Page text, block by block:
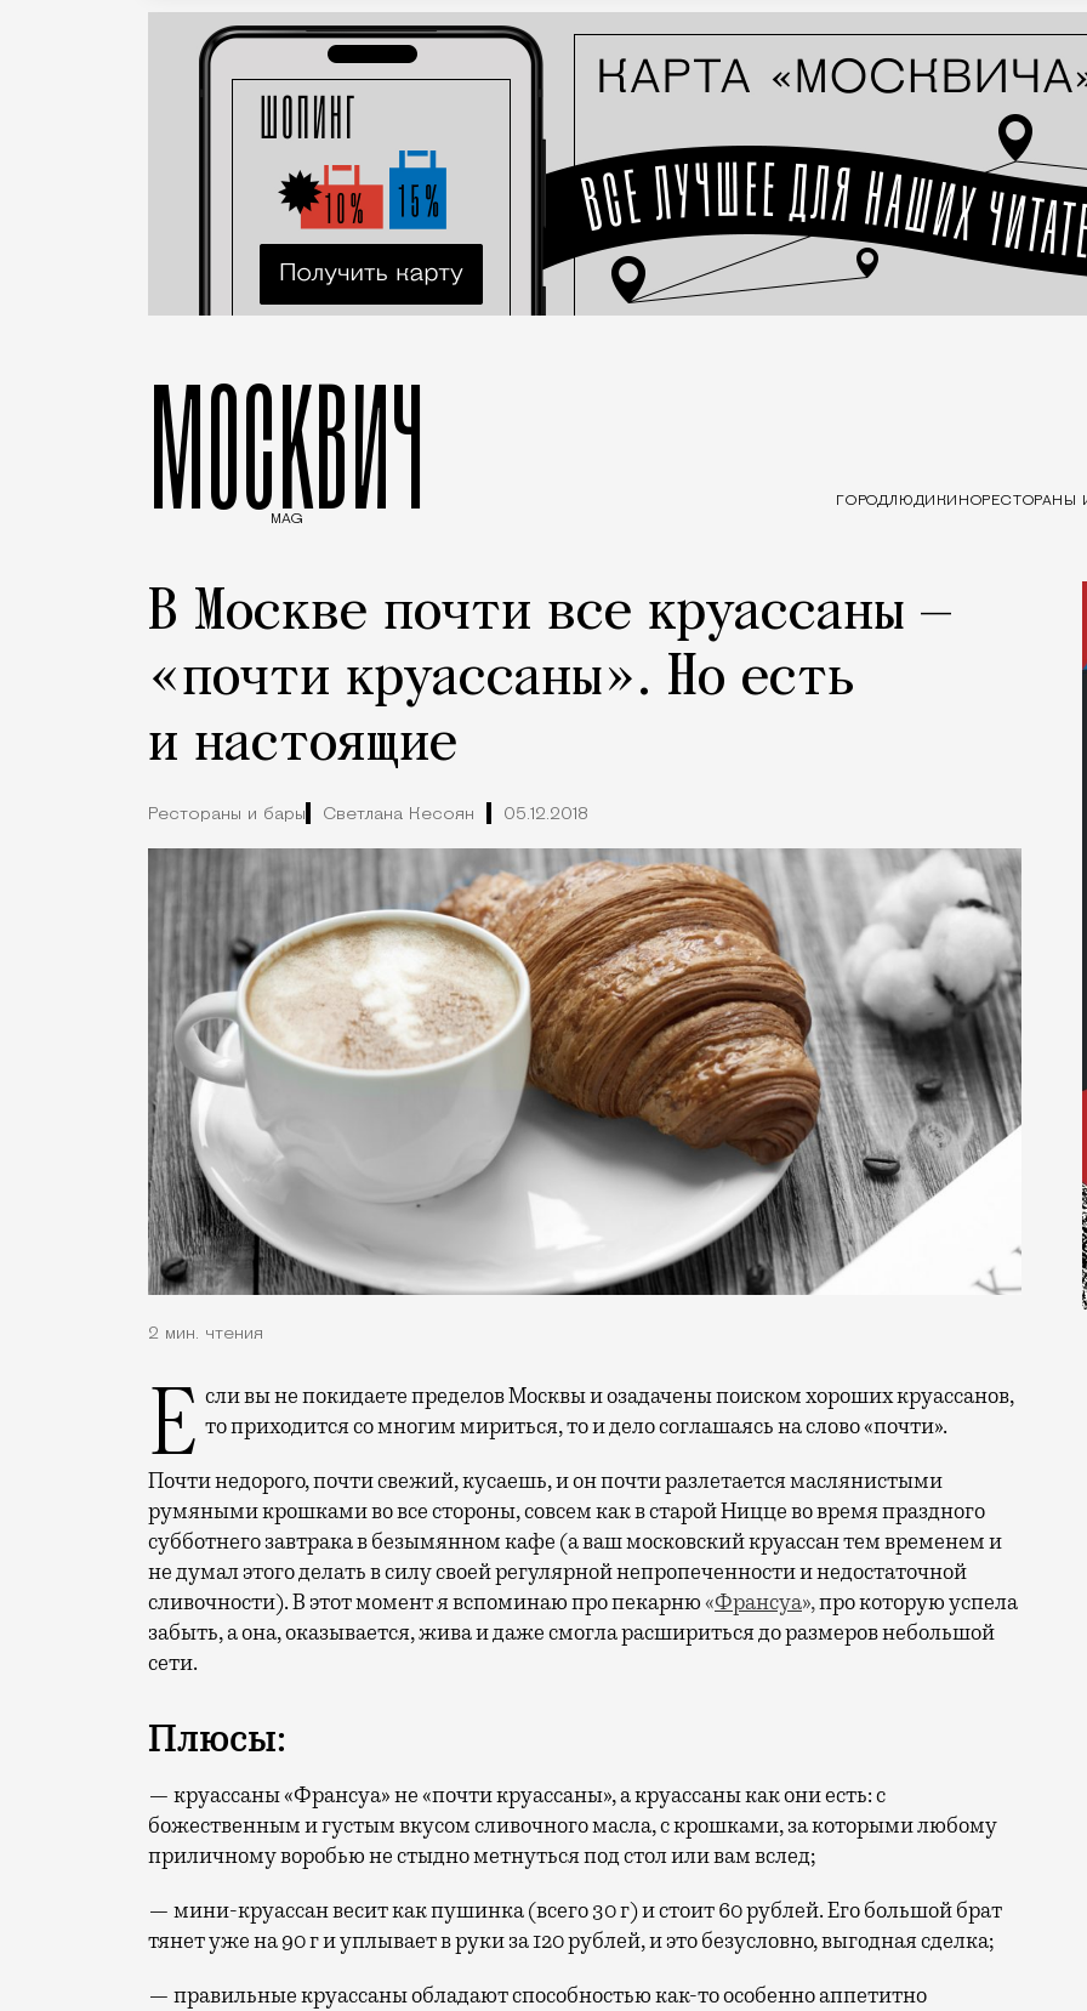
МОСКВИЧ
MAG
ГОРОДЛЮДИ КИНОРЕСТОРАНЫ
В Москве почти все круассаны —
«почти круассаны». Но есть
и настоящие
Рестораны и бары Светлана Кесоян 05.12.2018
2 мин. чтения
Если вы не покидаете пределов Москвы и озадачены поиском хороших круассанов, то приходится со многим мириться, то и дело соглашаясь на слово «почти».
Почти недорого, почти свежий, кусаешь, и он почти разлетается маслянистыми
румяными крошками во все стороны, совсем как в старой Ницце во время праздного
субботнего завтрака в безымянном кафе (а ваш московский круассан тем временем и
не думал этого делать в силу своей регулярной непропеченности и недостаточной
сливочности). В этот момент я вспоминаю про пекарню«Франсуа»,про которую успела
забыть, а она, оказывается, жива и даже смогла расшириться до размеров небольшой
сети.
Плюсы:
— круассаны «Франсуа» не «почти круассаны», а круассаны как они есть: с
божественным и густым вкусом сливочного масла, с крошками, за которыми любому
приличному воробью не стыдно метнуться под стол или вам вслед;
— мини-круассан весит как пушинка (всего 30 г) и стоит 60 рублей. Его большой брат
тянет уже на 90 г и уплывает в руки за 120 рублей, и это безусловно, выгодная сделка;
— правильные круассаны обладают способностью как-то особенно аппетитно